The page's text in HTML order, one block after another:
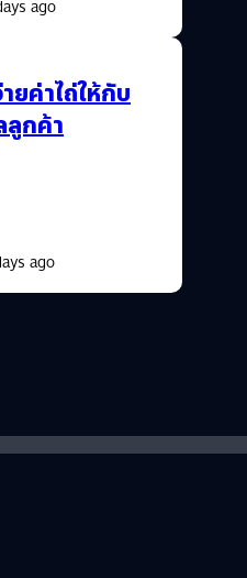
ago
ยค่าไถ่ให้กับ
ลูกค้า
ago